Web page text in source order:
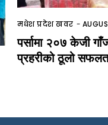
मधेश प्रदेश खवर -
पर्सामा २०७ केजी
प्रहरीको ठूलो